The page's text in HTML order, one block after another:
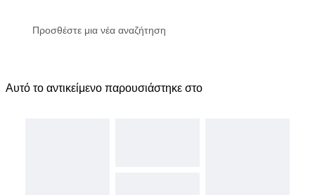
Αυτό το αντικείμενο παρουσιάστηκε στο